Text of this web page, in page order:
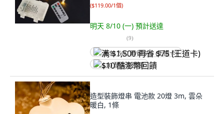
($119.00/1個)
明天 8/10 (一) 預計送達
(9)
满 $1,500 再省 $75 (王道卡)
$10 酷澎幣回饋
造型裝飾燈串 電池款 20燈 3m, 雲朵
暖白, 1條